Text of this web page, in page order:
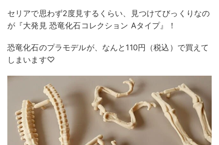
セリアで思わず2度見するくらい、見つけてびっくりなの
が『大発見 恐竜化石コレクション Aタイプ』！
恐竜化石のプラモデルが、なんと110円（税込）で買えて
しまいます♡